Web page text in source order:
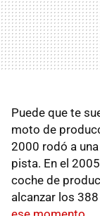
Puede que te
moto de
2000 rodó a
pista. En el
coche de
alcanzar los